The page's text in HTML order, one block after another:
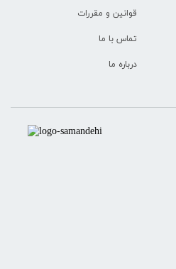
قوانین و مقررات
تماس با ما
درباره ما